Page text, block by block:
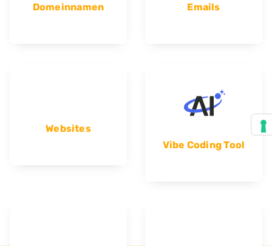
Domeinnamen Emails
Websites
Vibe Coding Tool